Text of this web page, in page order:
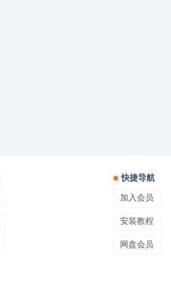
快捷导航
加入会员
安装教程
网盘会员